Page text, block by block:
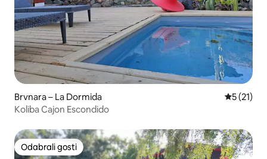
Brvnara – La Dormida Prosječna
5 (21)
Koliba Cajon Escondido
Odabrali gosti
Odabrali gosti